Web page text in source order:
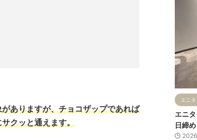
ありますが、チョコザップであれば
クッと通えます。
エニタ
エニ
日締